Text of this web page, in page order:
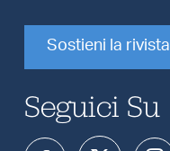
Sostieni la rivista
Seguici Su